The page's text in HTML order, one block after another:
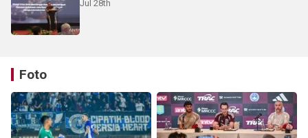
Jul 28th
Foto